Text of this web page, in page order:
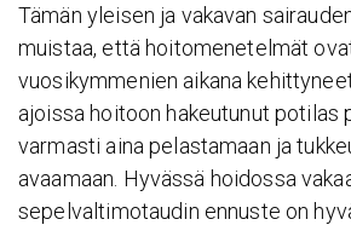
Tämän yleisen ja vakavan
muistaa, että hoitomenetelmät
vuosikymmenien aikana
ajoissa hoitoon hakeutunut potilas
varmasti aina pelastamaan ja
avaamaan. Hyvässä hoidossa
sepelvaltimotaudin ennuste on